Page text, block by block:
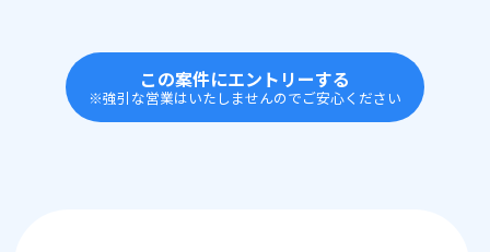
この案件にエントリーする
※強引な営業はいたしませんのでご安心ください